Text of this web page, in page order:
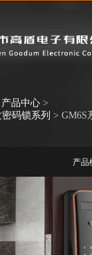
产品中心 >
码锁系列 >GM6S
产品